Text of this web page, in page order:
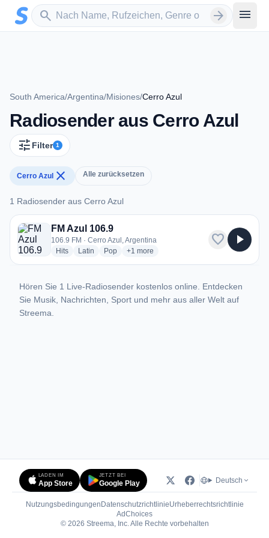
Zum Hauptinhalt springen
search
Sender suchen arrow_forward menu
South America/Argentina/Misiones/Cerro Azul
Radiosender aus Cerro Azul
tune Filter 1
Cerro Azul close Alle zurücksetzen
1 Radiosender aus Cerro Azul
1 Radiosender aus Cerro Azul
FM Azul 106.9
106.9 FM · Cerro Azul, Argentina
Hitsradio stations
Latin radio stations
Popradio stations
+1 more genres for FM Azul 106.9
more
favorite play_arrow
Hören Sie 1 Live-Radiosender kostenlos online. Entdecken
Sie Musik, Nachrichten, Sport und mehr aus aller Welt auf
Streema.
LADEN IM
App Store
JETZT BEI
Google Play Deutsch
Nutzungsbedingungen DatenschutzrichtlinieUrheberrechtsrichtlinie
AdChoices(öffnet in neuem Tab)
© 2026 Streema, Inc. Alle Rechte vorbehalten